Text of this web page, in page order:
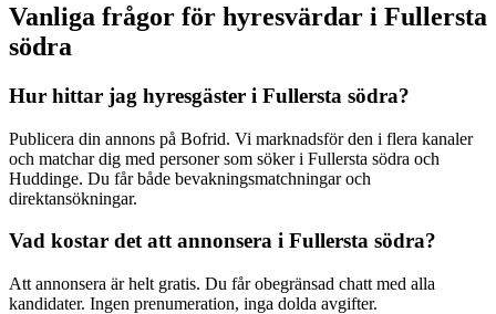
Vanliga frågor för hyresvärdar i Fullersta
södra
Hur hittar jag hyresgäster i Fullersta södra?
Publicera din annons på Bofrid. Vi marknadsför den i flera kanaler
och matchar dig med personer som söker i Fullersta södra och
Huddinge. Du får både bevakningsmatchningar och
direktansökningar.
Vad kostar det att annonsera i Fullersta södra?
Att annonsera är helt gratis. Du får obegränsad chatt med alla
kandidater. Ingen prenumeration, inga dolda avgifter.